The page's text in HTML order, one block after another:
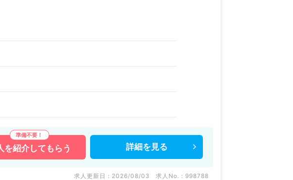
を紹介してもらう 詳細を 見る
求人更新日 : 2026/08/03 求人No. : 998788